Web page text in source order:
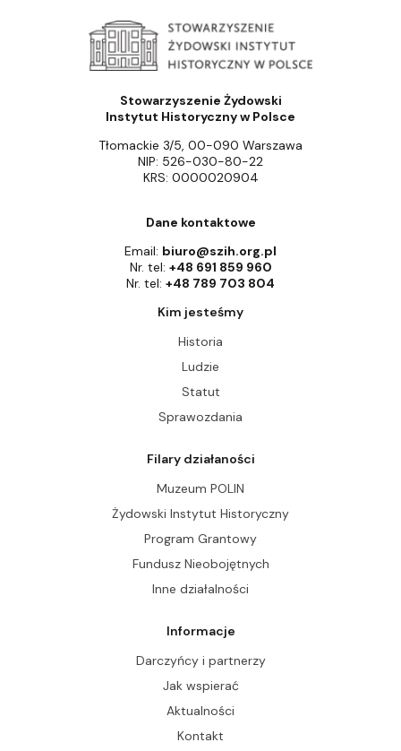
Stowarzyszenie Żydowski
Instytut Historyczny w Polsce
Tłomackie 3/5, 00-090 Warszawa
NIP: 526-030-80-22
KRS: 0000020904
Dane kontaktowe
Email: biuro@szih.org.pl
Nr. tel: +48 691 859 960
Nr. tel: +48 789 703 804
Kim jesteśmy
Historia
Ludzie
Statut
Sprawozdania
Filary działaności
Muzeum POLIN
Żydowski Instytut Historyczny
Program Grantowy
Fundusz Nieobojętnych
Inne działalności
Informacje
Darczyńcy i partnerzy
Jak wspierać
Aktualności
Kontakt